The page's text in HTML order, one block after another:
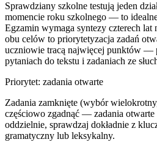
Sprawdziany szkolne testują jeden
momencie roku szkolnego — to
Egzamin wymaga syntezy czterech lat
obu celów to priorytetyzacja zadań
uczniowie tracą najwięcej punktów —
pytaniach do tekstu i zadaniach ze
Priorytet: zadania otwarte
Zadania zamknięte (wybór
częściowo zgadnąć — zadania
oddzielnie, sprawdzaj dokładnie z
gramatyczny lub leksykalny.